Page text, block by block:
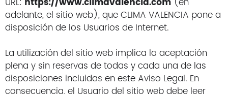
Tipo
Split 1×1
Blog
Nosotros
Contacto
adelante, el sitio web), que CLIMA VALENCIA pone a
disposición de los Usuarios de Internet.
La utilización del sitio web implica la aceptación
plena y sin reservas de todas y cada una de las
disposiciones incluidas en este Aviso Legal. En